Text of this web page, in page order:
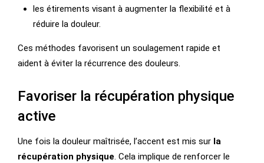
les étirements visant à augmenter la flexibilité et à
réduire la douleur.
Ces méthodes favorisent un soulagement rapide et
aident à éviter la récurrence des douleurs.
Favoriser la récupération physique
active
Une fois la douleur maîtrisée, l’accent est mis sur la
récupération physique. Cela implique de renforcer le